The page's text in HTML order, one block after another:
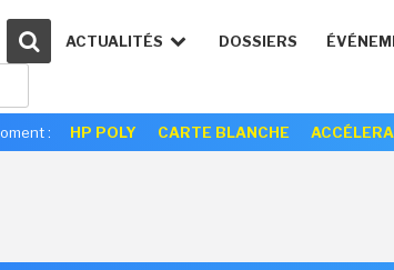
ACTUALITÉS DOSSIERS
: HP POLY CARTE BLANCHE